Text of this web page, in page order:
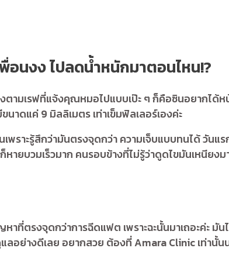
อนงง ไปลดน้ำหนักมาตอนไหน!?
ามเรฟที่แจ้งคุณหมอไปแบบเป๊ะ ๆ ก็คือซินอยากไ
าดแค่ 9 มิลลิเมตร เท่าเข็มฟิลเลอร์เองค่ะ
ราะรู้สึกว่ามันตรงจุดกว่า ความเจ็บแบบทนได้ วันแ
หายบวมเร็วมาก คนรอบข้างที่ไม่รู้ว่าดูดไขมันเหนีย
ที่ตรงจุดกว่าการฉีดแฟต เพราะฉะนั้นมาเถอะค่ะ
ย่างดีเลย อยากสวย ต้องที่ Amara Clinic เท่านั้นน